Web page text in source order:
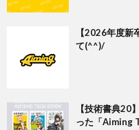
【2026年度新
て(^^)/
【技術書典20
った「Aiming